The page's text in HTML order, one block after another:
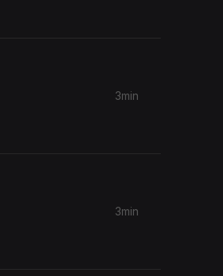
3min
3min